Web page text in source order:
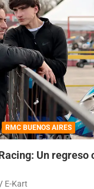
RMC BUENOS AIRES
Un regreso
E-Kart